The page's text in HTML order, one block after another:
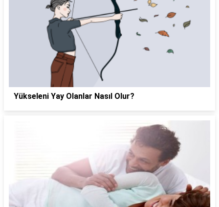
Yükseleni Yay Olanlar Nasıl Olur?